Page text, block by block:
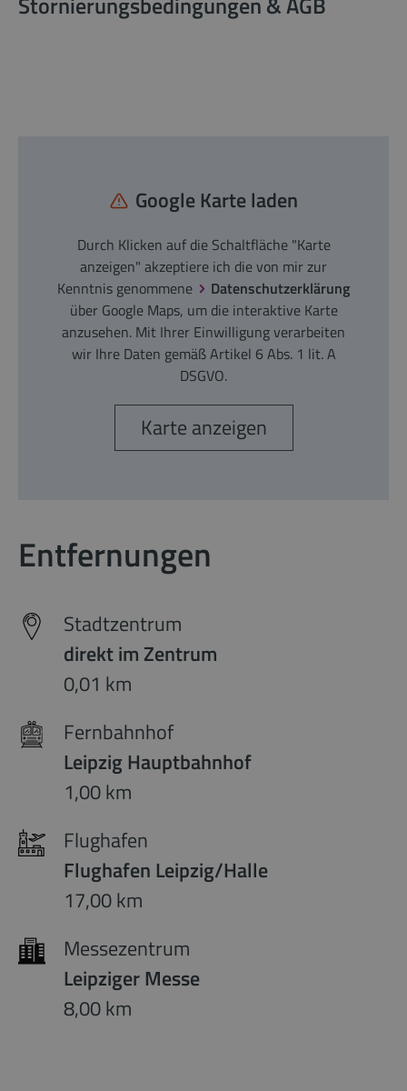
Google Karte laden
Durch Klicken auf die Schaltfläche "Karte
anzeigen" akzeptiere ich die von mir zur
Kenntnis genommene
Datenschutzerklärung
über Google Maps, um die interaktive Karte
anzusehen. Mit Ihrer Einwilligung verarbeiten
wir Ihre Daten gemäß Artikel 6 Abs. 1 lit. A
DSGVO.
Karte anzeigen
Entfernungen
Stadtzentrum
direkt im Zentrum
0,01 km
Fernbahnhof
Leipzig Hauptbahnhof
1,00 km
Flughafen
Flughafen Leipzig/Halle
17,00 km
Messezentrum
Leipziger Messe
8,00 km